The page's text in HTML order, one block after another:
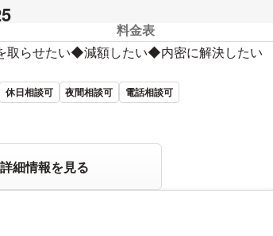
料金表
らせたい◆減額したい◆内密に解決したい
休日相談可 夜間相談可 電話相談可
細情報を見る